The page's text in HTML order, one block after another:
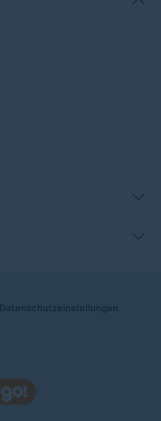
Datenschutzeinstellungen